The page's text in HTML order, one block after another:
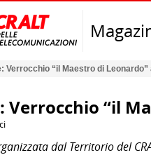
Verrocchio “il Maestro di Leonardo”
Verrocchio “il
dal Territorio del